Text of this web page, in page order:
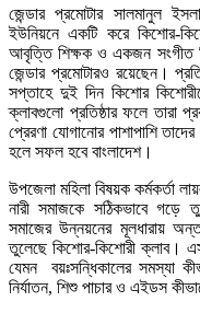
জেন্ডার প্রমোটার সালমানুল
ইউনিয়নে একটি করে কিশোর-
আবৃত্তি শিক্ষক ও একজন সংগীত
জেন্ডার প্রমোটারও রয়েছেন।
সপ্তাহে দুই দিন কিশোর
ক্লাবগুলো প্রতিষ্ঠার ফলে তারা
প্রেরণা যোগানোর পাশাপাশি
হলে সফল হবে বাংলাদেশ।
উপজেলা মহিলা বিষয়ক কর্মকর্তা
নারী সমাজকে সঠিকভাবে গড়ে
সমাজের উন্নয়নের মূলধারায়
তুলেছে কিশোর-কিশোরী ক্লাব।
যেমন বয়ঃসন্ধিকালের সমস্যা
নির্যাতন, শিশু পাচার ও এইডস